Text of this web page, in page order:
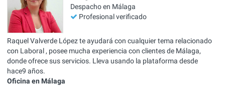
Despacho en Málaga
Profesional verificado
Raquel Valverde López te ayudará con cualquier tema relacionado
con Laboral , posee mucha experiencia con clientes de Málaga,
donde ofrece sus servicios. Lleva usando la plataforma desde
hace9 años.
Oficina en Málaga